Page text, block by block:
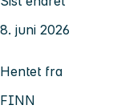
8. juni 2026
Hentet fra
FINN